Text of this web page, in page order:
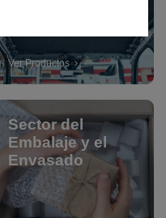
Ver Productos
Sector del
Embalaje y el
Envasado